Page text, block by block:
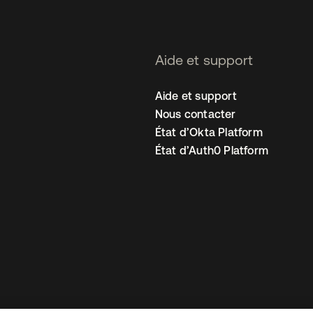
Aide et support
Aide et support
Nous contacter
État d’Okta Platform
État d’Auth0 Platform